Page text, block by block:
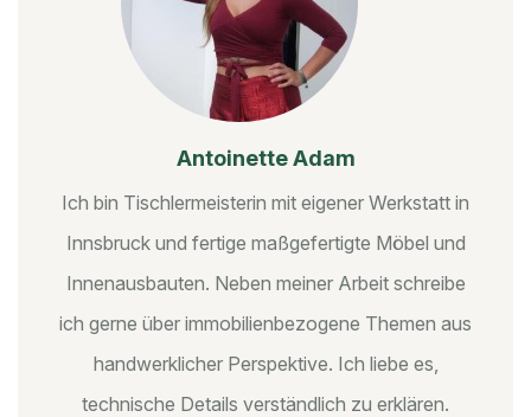
Antoinette Adam
Ich bin Tischlermeisterin mit eigener Werkstatt in
Innsbruck und fertige maßgefertigte Möbel und
Innenausbauten. Neben meiner Arbeit schreibe
ich gerne über immobilienbezogene Themen aus
handwerklicher Perspektive. Ich liebe es,
technische Details verständlich zu erklären.